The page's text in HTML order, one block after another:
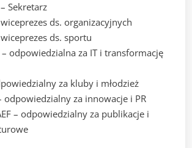
Sekretarz
ds. organizacyjnych
ds. sportu
– odpowiedzialna za IT i transformację
za kluby i młodzież
odpowiedzialny za innowacje i PR
– odpowiedzialny za publikacje i